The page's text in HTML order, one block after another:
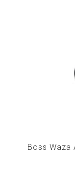
Boss Waza